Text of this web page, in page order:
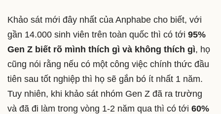
Khảo sát mới đây nhất của Anphabe cho biết, với
gần 14.000 sinh viên trên toàn quốc thì có tới 95%
Gen Z biết rõ mình thích gì và không thích gì, họ
cũng nói rằng nếu có một công việc chính thức đầu
tiên sau tốt nghiệp thì họ sẽ gắn bó ít nhất 1 năm.
Tuy nhiên, khi khảo sát nhóm Gen Z đã ra trường
và đã đi làm trong vòng 1-2 năm qua thì có tới 60%